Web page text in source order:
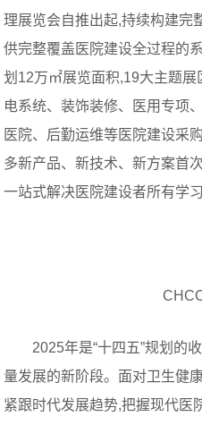
理展览会自推出起,持续构建完
供完整覆盖医院建设全过程的
划12万㎡展览面积,19大主题
电系统、装饰装修、医用专项
医院、后勤运维等医院建设采
多新产品、新技术、新方案首
一站式解决医院建设者所有学
2025年是“十四五”规划的
量发展的新阶段。面对卫生健
紧跟时代发展趋势,把握现代医